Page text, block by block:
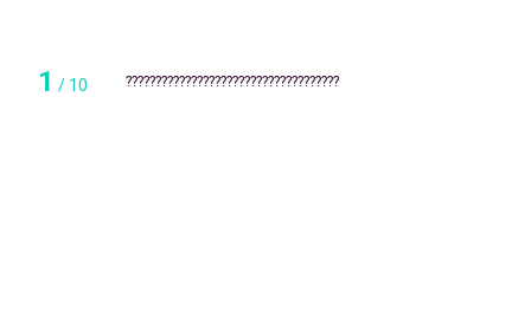
1 / 10 ????????????????????????????????????